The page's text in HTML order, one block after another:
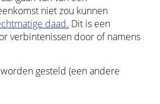
niet zou kunnen
daad. Dit is een
verbintenissen door of namens
gesteld (een andere